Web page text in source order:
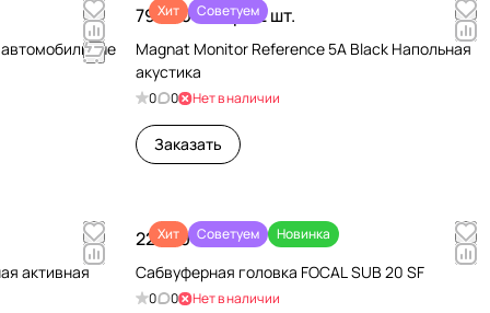
Хит Советуем
79 990 ₽/Пара 2 шт.
Magnat Monitor Reference 5A Black Напольная
акустика
0 0 Нет в наличии
Заказать
активная
Хит Советуем Новинка
22 680 ₽/шт
Сабвуферная головка FOCAL SUB 20 SF
0 0 Нет в наличии